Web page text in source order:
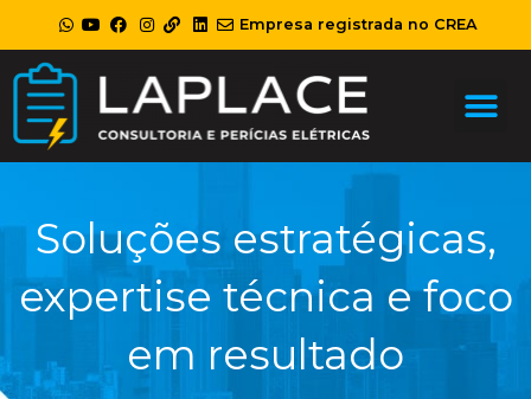
Empresa registrada no CREA
Soluções estratégicas,
expertise técnica e foco
em resultado